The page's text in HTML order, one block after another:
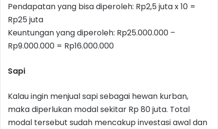
Pendapatan yang bisa diperoleh: Rp2,5 juta x 10 =
Rp25 juta
Keuntungan yang diperoleh: Rp25.000.000 –
Rp9.000.000 = Rp16.000.000
Sapi
Kalau ingin menjual sapi sebagai hewan kurban,
maka diperlukan modal sekitar Rp 80 juta. Total
modal tersebut sudah mencakup investasi awal dan